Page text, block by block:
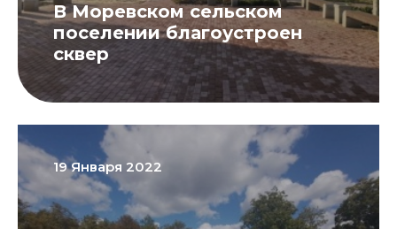
В Моревском сельском
поселении благоустроен
сквер
19 Января 2022